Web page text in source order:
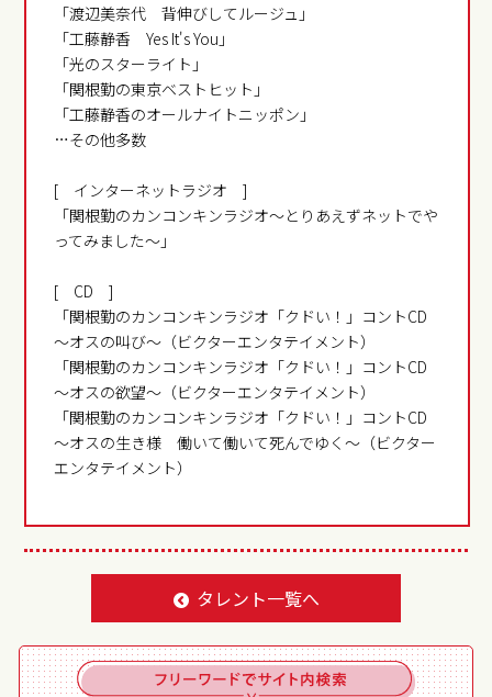
「渡辺美奈代 背伸びしてルージュ」
「工藤静香 Yes It's You」
「光のスターライト」
「関根勤の東京ベストヒット」
「工藤静香のオールナイトニッポン」
…その他多数
[ インターネットラジオ ]
「関根勤のカンコンキンラジオ～とりあえずネットでや
ってみました～」
[ CD ]
「関根勤のカンコンキンラジオ「クドい！」コントCD
～オスの叫び～（ビクターエンタテイメント）
「関根勤のカンコンキンラジオ「クドい！」コントCD
～オスの欲望～（ビクターエンタテイメント）
「関根勤のカンコンキンラジオ「クドい！」コントCD
～オスの生き様 働いて働いて死んでゆく～（ビクター
エンタテイメント）
タレント一覧へ